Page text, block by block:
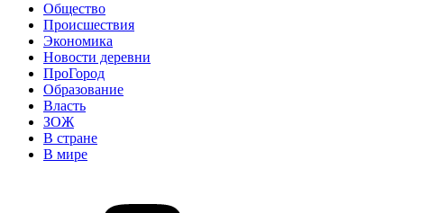
Общество
Происшествия
Экономика
Новости деревни
ПроГород
Образование
Власть
ЗОЖ
В стране
В мире